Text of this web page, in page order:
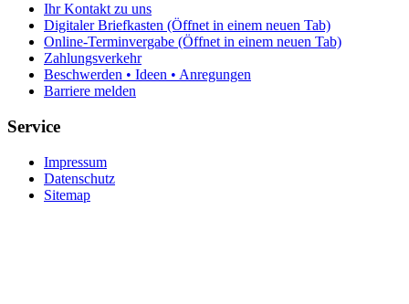
Ihr Kontakt zu uns
Digitaler Briefkasten (Öffnet in einem neuen Tab)
Online-Terminvergabe (Öffnet in einem neuen Tab)
Zahlungsverkehr
Beschwerden • Ideen • Anregungen
Barriere melden
Service
Impressum
Datenschutz
Sitemap